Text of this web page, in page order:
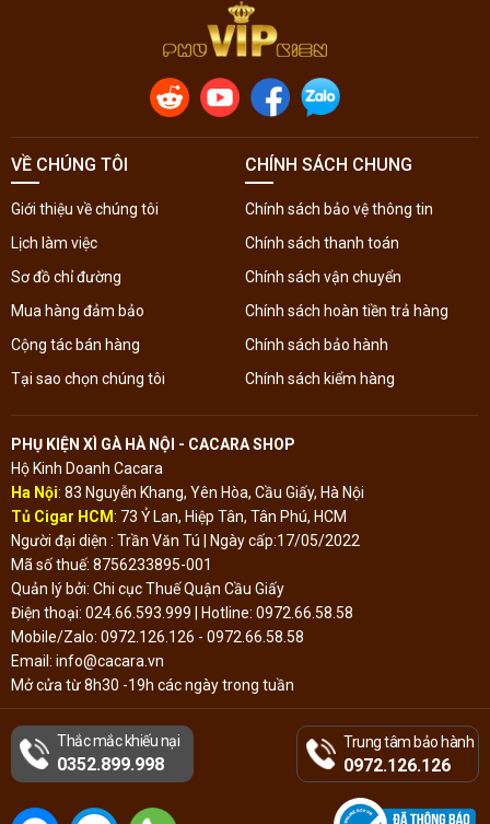
VỀ CHÚNG TÔI
Giới thiệu về chúng tôi
Lịch làm việc
Sơ đồ chỉ đường
Mua hàng đảm bảo
Cộng tác bán hàng
Tại sao chọn chúng tôi
CHÍNH SÁCH CHUNG
Chính sách bảo vệ thông tin
Chính sách thanh toán
Chính sách vận chuyển
Chính sách hoàn tiền trả hàng
Chính sách bảo hành
Chính sách kiểm hàng
PHỤ KIỆN XÌ GÀ HÀ NỘI - CACARA SHOP
Hộ Kinh Doanh Cacara
Ha Nội: 83 Nguyễn Khang, Yên Hòa, Cầu Giấy, Hà Nội
Tủ Cigar HCM: 73 Ỷ Lan, Hiệp Tân, Tân Phú, HCM
Người đại diện : Trần Văn Tú | Ngày cấp:17/05/2022
Mã số thuế: 8756233895-001
Quản lý bởi: Chi cục Thuế Quận Cầu Giấy
Điện thoại: 024.66.593.999 | Hotline: 0972.66.58.58
Mobile/Zalo: 0972.126.126 - 0972.66.58.58
Email: info@cacara.vn
Mở cửa từ 8h30 -19h các ngày trong tuần
Thắc mắc khiếu nại
0352.899.998
Trung tâm bảo hành
0972.126.126
Đã thông báo Bộ
Công Thương